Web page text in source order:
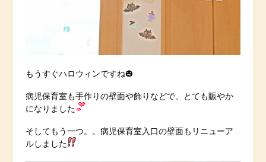
もうすぐハロウィンですね🎃
病児保育室も手作りの壁面や飾りなどで、とても賑やか
になりました
そしてもう一つ。。病児保育室入口の壁面もリニューア
ルしました